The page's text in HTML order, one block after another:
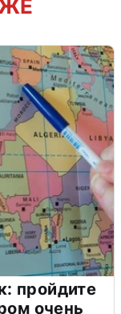
пройдите
очень